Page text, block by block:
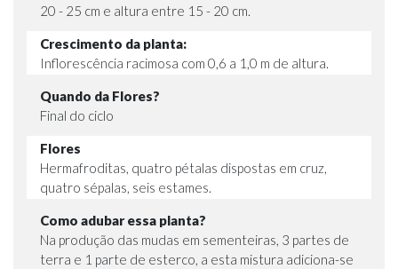
20 - 25 cm e altura entre 15 - 20 cm.
Crescimento da planta:
Inflorescência racimosa com 0,6 a 1,0 m de altura.
Quando da Flores?
Final do ciclo
Flores
Hermafroditas, quatro pétalas dispostas em cruz,
quatro sépalas, seis estames.
Como adubar essa planta?
Na produção das mudas em sementeiras, 3 partes de
terra e 1 parte de esterco, a esta mistura adiciona-se